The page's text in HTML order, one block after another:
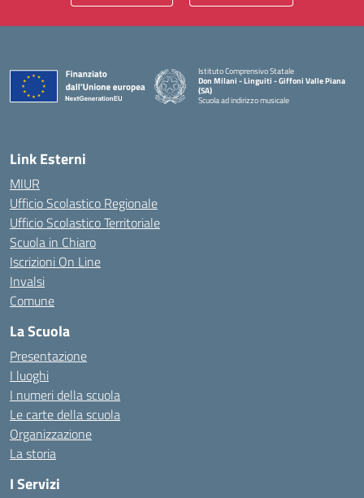
Istituto Comprensivo Statale
Don Milani - Linguiti - Giffoni Valle Piana
(SA)
Scuola ad indirizzo musicale
Link Esterni
MIUR
Ufficio Scolastico Regionale
Ufficio Scolastico Territoriale
Scuola in Chiaro
Iscrizioni On Line
Invalsi
Comune
La Scuola
Presentazione
I luoghi
I numeri della scuola
Le carte della scuola
Organizzazione
La storia
I Servizi